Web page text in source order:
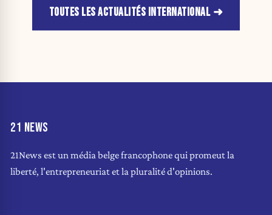
TOUTES LES ACTUALITÉS INTERNATIONAL
21 NEWS
21News est un média belge francophone qui promeut la
liberté, l'entrepreneuriat et la pluralité d'opinions.